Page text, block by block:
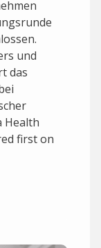
und
das
Health
first on